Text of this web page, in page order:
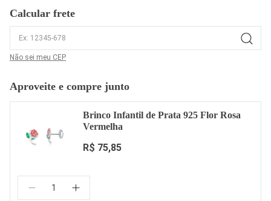
Calcular frete
Não sei meu CEP
Aproveite e compre junto
Brinco Infantil de Prata 925 Flor Rosa
Vermelha
R$ 75,85
Quantidade: